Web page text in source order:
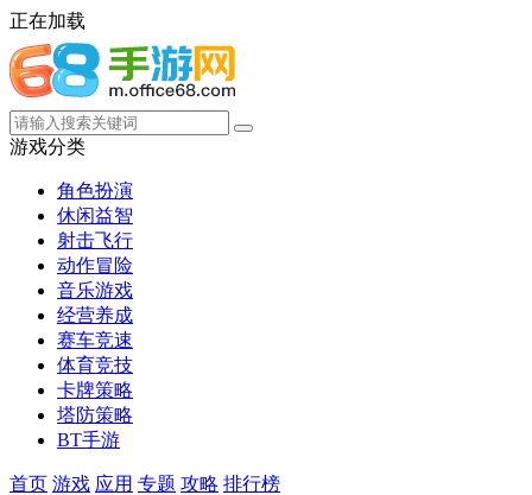
正在加载
游戏分类
角色扮演
休闲益智
射击飞行
动作冒险
音乐游戏
经营养成
赛车竞速
体育竞技
卡牌策略
塔防策略
BT手游
首页 游戏 应用 专题 攻略 排行榜